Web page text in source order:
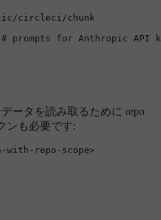
circleci/chunk
prompts for Anthropic API
ータを読み取るために repo
ンも必要です:
with